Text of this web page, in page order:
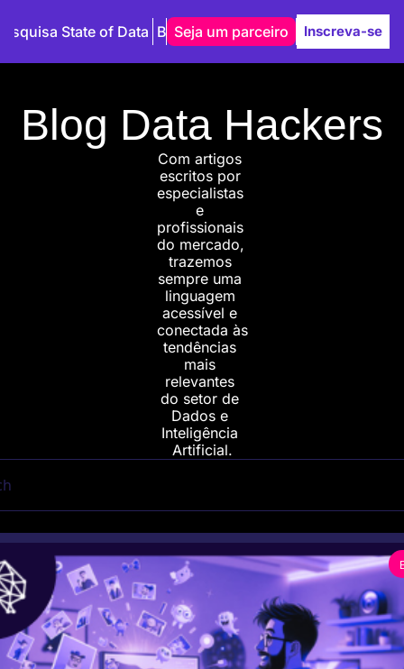
State of Data Blog Autores
Seja um parceiro Inscreva-se
Blog Data Hackers
Com artigos
escritos por
especialistas
e
profissionais
do mercado,
trazemos
sempre uma
linguagem
acessível e
conectada às
tendências
mais
relevantes
do setor de
Dados e
Inteligência
Artificial.